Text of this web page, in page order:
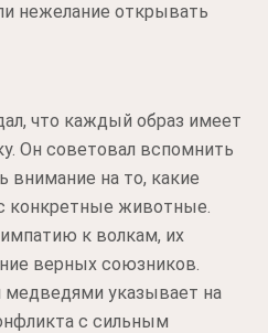
нежелание открывать
что каждый образ имеет
Он советовал вспомнить
внимание на то, какие
животные.
к волкам, их
верных союзников.
медведями указывает на
с сильным